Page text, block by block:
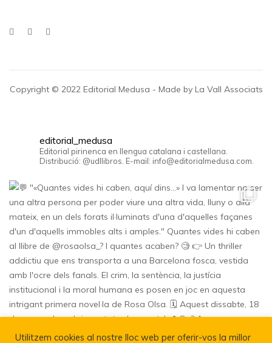
Copyright © 2022 Editorial Medusa - Made by La Vall Associats
editorial_medusa
Editorial pirinenca en llengua catalana i castellana.
Distribució: @udllibros. E-mail: info@editorialmedusa.com.
Utilitzem cookies al nostre lloc web per oferir-vos la millor